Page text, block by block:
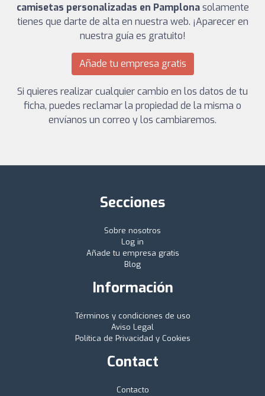
camisetas personalizadas en Pamplonasolamente
tienes que darte de alta en nuestra web. ¡Aparecer en
nuestra guía es gratuito!
Añade tu empresa gratis
Si quieres realizar cualquier cambio en los datos de tu
ficha, puedes reclamar la propiedad de la misma o
envíanos un correo y los cambiaremos.
Secciones
Sobre nosotros
Log in
Añade tu empresa gratis
Blog
Información
Términos y condiciones de uso
Aviso Legal
Política de Privacidad y Cookies
Contact
Contacto